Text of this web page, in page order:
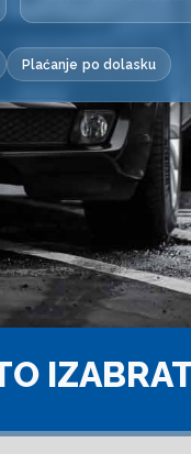
Plaćanje po dolasku